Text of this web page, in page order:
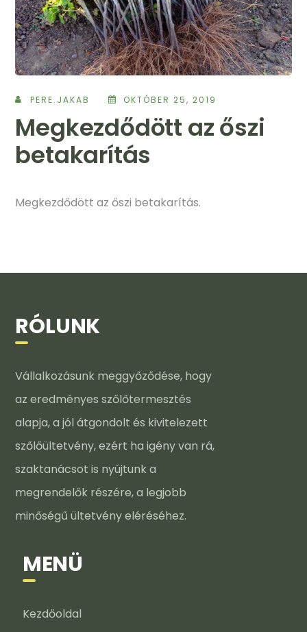
PERE.JAKAB OKTÓBER 25, 2019
Megkezdődött az őszi
betakarítás
Megkezdődött az őszi betakarítás.
RÓLUNK
Vállalkozásunk meggyőződése, hogy
az eredményes szőlőtermesztés
alapja, a jól átgondolt és kivitelezett
szőlőültetvény, ezért ha igény van rá,
szaktanácsot is nyújtunk a
megrendelők részére, a legjobb
minőségű ültetvény eléréséhez.
MENÜ
Kezdőoldal